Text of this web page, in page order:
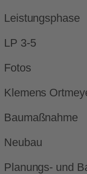
Leistungsphase
LP 3-5
Fotos
Klemens
Baumaßnahme
Neubau
Planungs- und